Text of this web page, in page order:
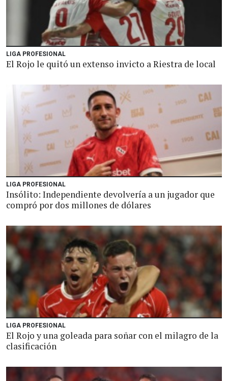
LIGA PROFESIONAL
El Rojo le quitó un extenso invicto a Riestra de local
LIGA PROFESIONAL
Insólito: Independiente devolvería a un jugador que
compró por dos millones de dólares
LIGA PROFESIONAL
El Rojo y una goleada para soñar con el milagro de la
clasificación